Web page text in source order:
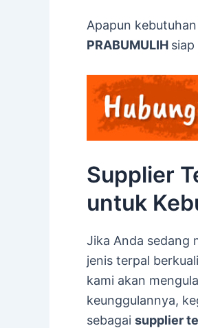
Apapun
PRABUMULIH
Supplier
untuk
Jika Anda sedang
jenis terpal
kami akan
keunggulannya,
sebagai supplier